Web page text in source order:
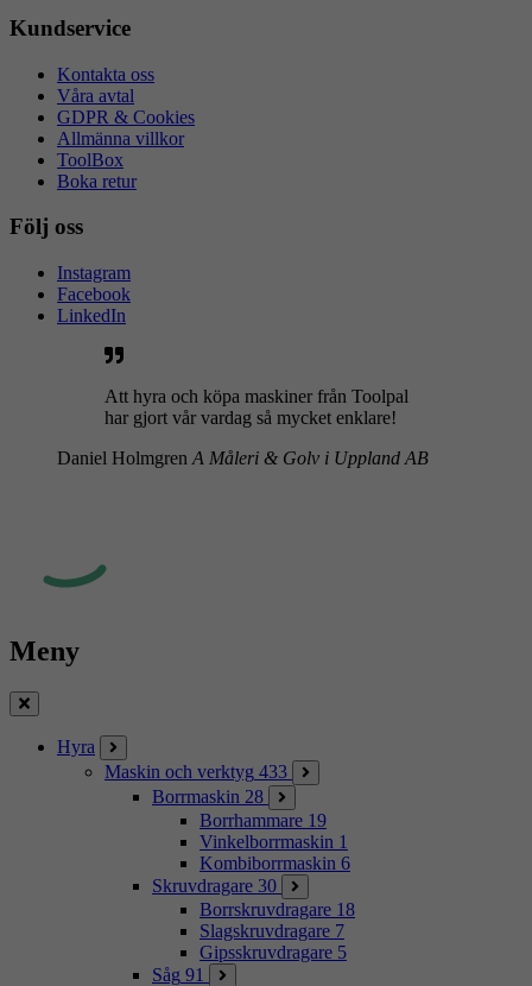
Kundservice
Kontakta oss
Våra avtal
GDPR & Cookies
Allmänna villkor
ToolBox
Boka retur
Följ oss
Instagram
Facebook
LinkedIn
Att hyra och köpa maskiner från Toolpal
har gjort vår vardag så mycket enklare!
Daniel Holmgren A Måleri & Golv i Uppland AB
Meny
Stäng
Hyra
Maskin och verktyg 433
Borrmaskin 28
Borrhammare 19
Vinkelborrmaskin 1
Kombiborrmaskin 6
Skruvdragare 30
Borrskruvdragare 18
Slagskruvdragare 7
Gipsskruvdragare 5
Såg 91